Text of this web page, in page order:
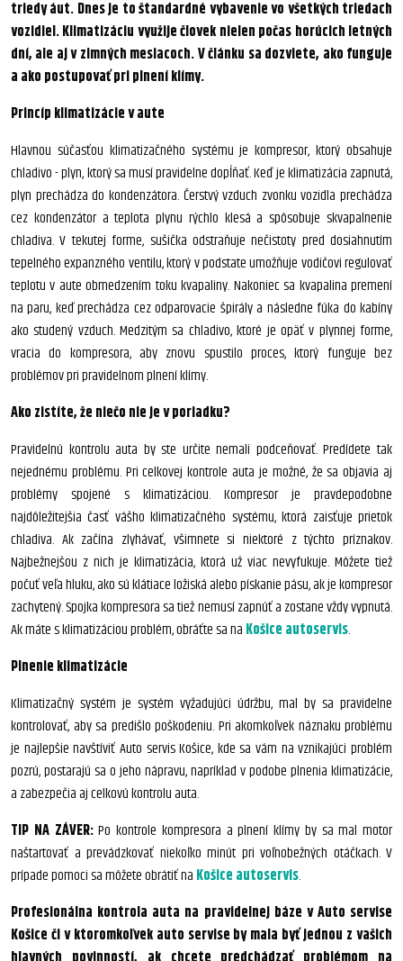
triedy áut. Dnes je to štandardné vybavenie vo všetkých triedach
vozidiel. Klimatizáciu využije človek nielen počas horúcich letných
dní, ale aj v zimných mesiacoch. V článku sa dozviete, ako funguje
a ako postupovať pri plnení klímy.
Princíp klimatizácie v aute
Hlavnou súčasťou klimatizačného systému je kompresor, ktorý obsahuje
chladivo - plyn, ktorý sa musí pravidelne dopĺňať. Keď je klimatizácia zapnutá,
plyn prechádza do kondenzátora. Čerstvý vzduch zvonku vozidla prechádza
cez kondenzátor a teplota plynu rýchlo klesá a spôsobuje skvapalnenie
chladiva. V tekutej forme, sušička odstraňuje nečistoty pred dosiahnutím
tepelného expanzného ventilu, ktorý v podstate umožňuje vodičovi regulovať
teplotu v aute obmedzením toku kvapaliny. Nakoniec sa kvapalina premení
na paru, keď prechádza cez odparovacie špirály a následne fúka do kabíny
ako studený vzduch. Medzitým sa chladivo, ktoré je opäť v plynnej forme,
vracia do kompresora, aby znovu spustilo proces, ktorý funguje bez
problémov pri pravidelnom plnení klímy.
Ako zistíte, že niečo nie je v poriadku?
Pravidelnú kontrolu auta by ste určite nemali podceňovať. Predídete tak
nejednému problému. Pri celkovej kontrole auta je možné, že sa objavia aj
problémy spojené s klimatizáciou. Kompresor je pravdepodobne
najdôležitejšia časť vášho klimatizačného systému, ktorá zaisťuje prietok
chladiva. Ak začína zlyhávať, všimnete si niektoré z týchto príznakov.
Najbežnejšou z nich je klimatizácia, ktorá už viac nevyfukuje. Môžete tiež
počuť veľa hluku, ako sú klátiace ložiská alebo pískanie pásu, ak je kompresor
zachytený. Spojka kompresora sa tiež nemusí zapnúť a zostane vždy vypnutá.
Ak máte s klimatizáciou problém, obráťte sa na Košice autoservis.
Plnenie klimatizácie
Klimatizačný systém je systém vyžadujúci údržbu, mal by sa pravidelne
kontrolovať, aby sa predišlo poškodeniu. Pri akomkoľvek náznaku problému
je najlepšie navštíviť Auto servis Košice, kde sa vám na vznikajúci problém
pozrú, postarajú sa o jeho nápravu, napríklad v podobe plnenia klimatizácie,
a zabezpečia aj celkovú kontrolu auta.
TIP NA ZÁVER:Po kontrole kompresora a plnení klímy by sa mal motor
naštartovať a prevádzkovať niekoľko minút pri voľnobežných otáčkach. V
prípade pomoci sa môžete obrátiť na Košice autoservis.
Profesionálna kontrola auta na pravidelnej báze v Auto servise
Košice či v ktoromkoľvek auto servise by mala byť jednou z vašich